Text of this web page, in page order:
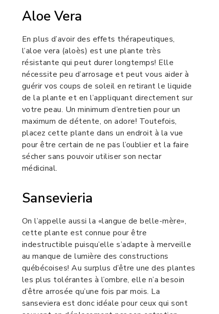
Aloe Vera
En plus d’avoir des effets thérapeutiques,
l’aloe vera (aloès) est une plante très
résistante qui peut durer longtemps! Elle
nécessite peu d’arrosage et peut vous aider à
guérir vos coups de soleil en retirant le liquide
de la plante et en l’appliquant directement sur
votre peau. Un minimum d’entretien pour un
maximum de détente, on adore! Toutefois,
placez cette plante dans un endroit à la vue
pour être certain de ne pas l’oublier et la faire
sécher sans pouvoir utiliser son nectar
médicinal.
Sansevieria
On l’appelle aussi la «langue de belle-mère»,
cette plante est connue pour être
indestructible puisqu’elle s’adapte à merveille
au manque de lumière des constructions
québécoises! Au surplus d’être une des plantes
les plus tolérantes à l’ombre, elle n’a besoin
d’être arrosée qu’une fois par mois. La
sanseviera est donc idéale pour ceux qui sont